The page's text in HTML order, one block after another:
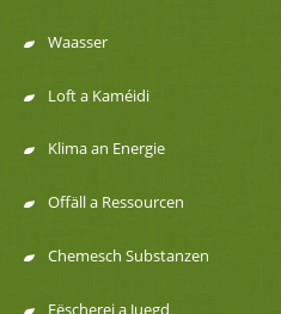
Menu
de
navigation
Waasser
Loft a Kaméidi
Klima an Energie
Offäll a Ressourcen
Chemesch Substanzen
Fëscherei a Juegd